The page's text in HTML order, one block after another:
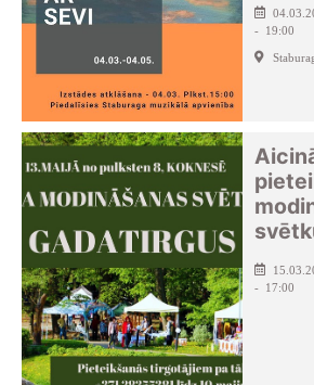
- 19:00
- 17:00